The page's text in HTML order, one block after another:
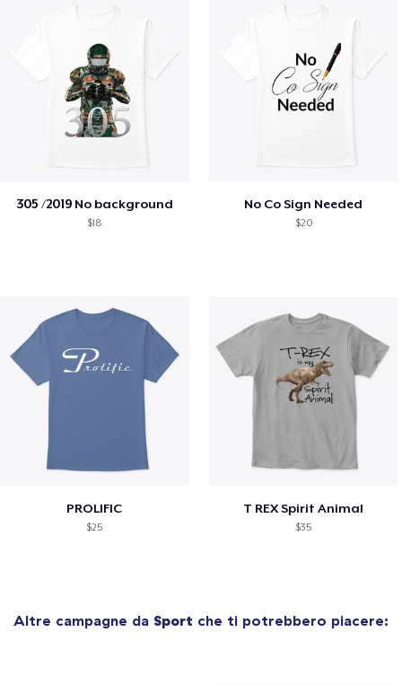
305 /2019 No background
$18
No Co Sign Needed
$20
PROLIFIC
$25
T REX Spirit Animal
$35
Altre campagne da Sport che ti potrebbero piacere: